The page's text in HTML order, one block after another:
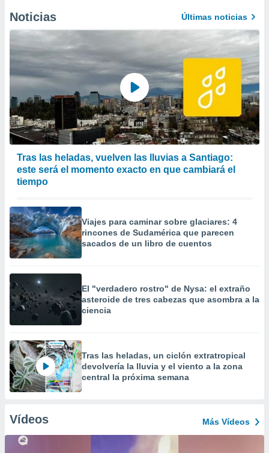
Noticias Últimas noticias
Tras las heladas, vuelven las lluvias a Santiago:
este será el momento exacto en que cambiará el
tiempo
Viajes para caminar sobre glaciares: 4
rincones de Sudamérica que parecen
sacados de un libro de cuentos
El "verdadero rostro" de Nysa: el extraño
asteroide de tres cabezas que asombra a la
ciencia
Tras las heladas, un ciclón extratropical
devolvería la lluvia y el viento a la zona
central la próxima semana
Vídeos Más Vídeos